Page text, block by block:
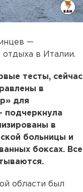
—
отдыха в Италии.
тесты, сейчас
в
для
подчеркнула
в
больницы и
боксах. Все
области был